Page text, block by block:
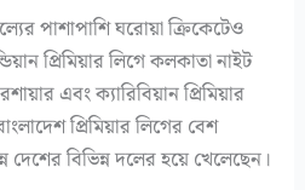
পাশাপাশি ঘরোয়া ক্রিকেটেও
প্রিমিয়ার লিগে কলকাতা নাইট
এবং ক্যারিবিয়ান প্রিমিয়ার
প্রিমিয়ার লিগের বেশ
দেশের বিভিন্ন দলের হয়ে খেলেছেন।